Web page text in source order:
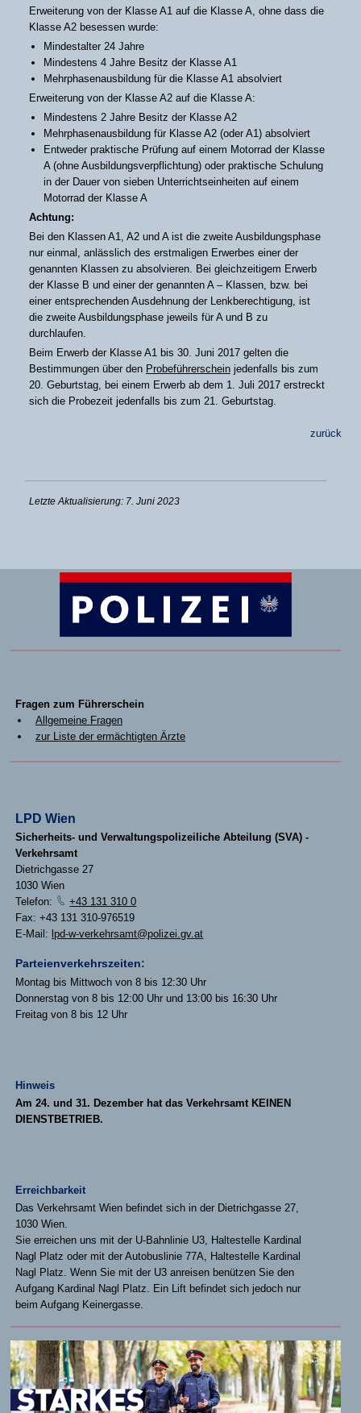
Erweiterung von der Klasse A1 auf die Klasse A, ohne dass die
Klasse A2 besessen wurde:
Mindestalter 24 Jahre
Mindestens 4 Jahre Besitz der Klasse A1
Mehrphasenausbildung für die Klasse A1 absolviert
Erweiterung von der Klasse A2 auf die Klasse A:
Mindestens 2 Jahre Besitz der Klasse A2
Mehrphasenausbildung für Klasse A2 (oder A1) absolviert
Entweder praktische Prüfung auf einem Motorrad der Klasse
A (ohne Ausbildungsverpflichtung) oder praktische Schulung
in der Dauer von sieben Unterrichtseinheiten auf einem
Motorrad der Klasse A
Achtung:
Bei den Klassen A1, A2 und A ist die zweite Ausbildungsphase
nur einmal, anlässlich des erstmaligen Erwerbes einer der
genannten Klassen zu absolvieren. Bei gleichzeitigem Erwerb
der Klasse B und einer der genannten A – Klassen, bzw. bei
einer entsprechenden Ausdehnung der Lenkberechtigung, ist
die zweite Ausbildungsphase jeweils für A und B zu
durchlaufen.
Beim Erwerb der Klasse A1 bis 30. Juni 2017 gelten die
Bestimmungen über den Probeführerscheinjedenfalls bis zum
20. Geburtstag, bei einem Erwerb ab dem 1. Juli 2017 erstreckt
sich die Probezeit jedenfalls bis zum 21. Geburtstag.
zurück
Letzte Aktualisierung: 7. Juni 2023
Fragen zum Führerschein
Allgemeine Fragen
zur Liste der ermächtigten Ärzte
LPD Wien
Sicherheits- und Verwaltungspolizeiliche Abteilung (SVA) -
Verkehrsamt
Dietrichgasse 27
1030 Wien
Telefon:
+43 131 310 0
Fax: +43 131 310-976519
E-Mail: lpd-w-verkehrsamt@polizei.gv.at
Parteienverkehrszeiten:
Montag bis Mittwoch von 8 bis 12:30 Uhr
Donnerstag von 8 bis 12:00 Uhr und 13:00 bis 16:30 Uhr
Freitag von 8 bis 12 Uhr
Hinweis
Am 24. und 31. Dezember hat das Verkehrsamt KEINEN
DIENSTBETRIEB.
Erreichbarkeit
Das Verkehrsamt Wien befindet sich in der Dietrichgasse 27,
1030 Wien.
Sie erreichen uns mit der U-Bahnlinie U3, Haltestelle Kardinal
Nagl Platz oder mit der Autobuslinie 77A, Haltestelle Kardinal
Nagl Platz. Wenn Sie mit der U3 anreisen benützen Sie den
Aufgang Kardinal Nagl Platz. Ein Lift befindet sich jedoch nur
beim Aufgang Keinergasse.